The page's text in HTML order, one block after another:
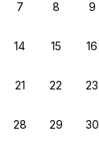
7 8 9
14 15 16
21 22 23
28 29 30